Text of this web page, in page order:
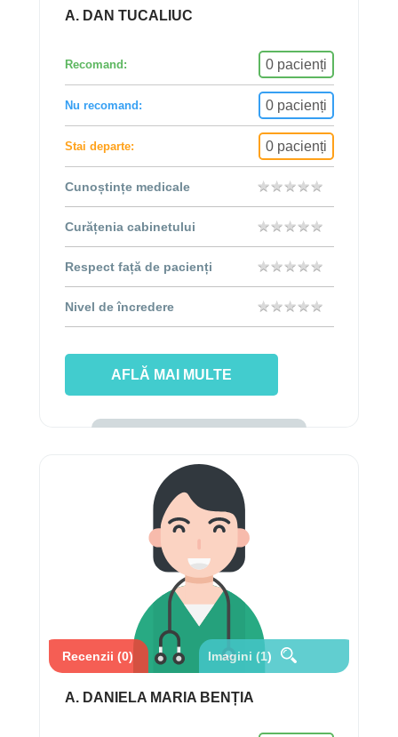
A. DAN TUCALIUC
Recomand: 0 pacienți
Nu recomand: 0 pacienți
Stai departe: 0 pacienți
Cunoștințe medicale ★★★★★
★★★★★
Curățenia cabinetului ★★★★★
★★★★★
Respect față de pacienți ★★★★★
★★★★★
Nivel de încredere ★★★★★
★★★★★
AFLĂ MAI MULTE
Recenzii (0) Imagini (1)
A. DANIELA MARIA BENȚIA